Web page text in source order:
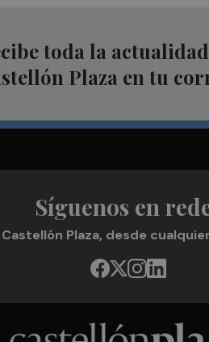
toda la
Plaza en tu
Síguenos en
Castellón Plaza, desde